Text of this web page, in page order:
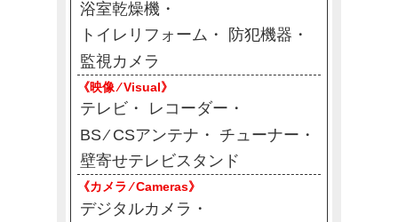
浴室乾燥機
トイレリフォーム
防犯機器
監視カメラ
《映像 ⁄ Visual》
テレビ
レコーダー
BS ⁄ CSアンテナ
チューナー
壁寄せテレビスタンド
《カメラ ⁄ Cameras》
デジタルカメラ